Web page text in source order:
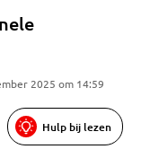
2025 om 14:59
Hulp bij lezen